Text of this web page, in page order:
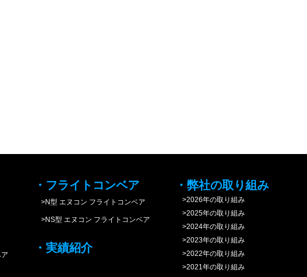
・フライトコンベア
>N型 エヌコン フライトコンベア
>NS型 エヌコン フライトコンベア
・実績紹介
・弊社の取り組み
>2026年の取り組み
>2025年の取り組み
>2024年の取り組み
>2023年の取り組み
>2022年の取り組み
>2021年の取り組み